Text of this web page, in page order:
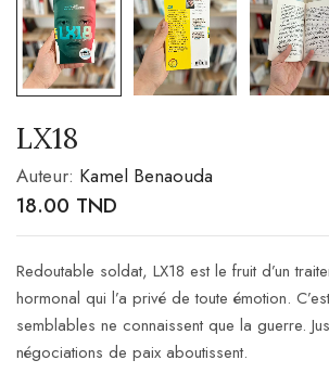
LX18
Auteur: Kamel Benaouda
18.00 TND
Redoutable soldat, LX18 est le fruit d’un
hormonal qui l’a privé de toute émotion.
semblables ne connaissent que la guerre.
négociations de paix aboutissent.